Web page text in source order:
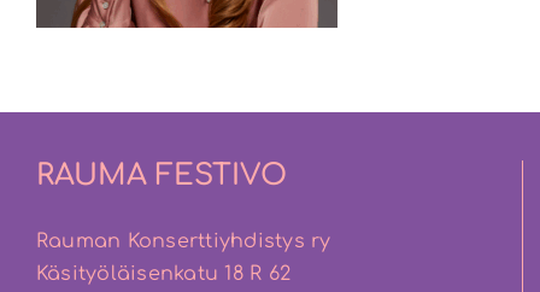
RAUMA FESTIVO
Rauman Konserttiyhdistys ry
Käsityöläisenkatu 18 R 62